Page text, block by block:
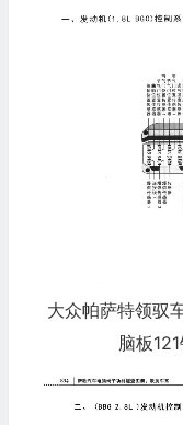
大众帕萨特领驭
脑板